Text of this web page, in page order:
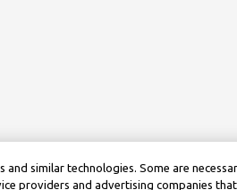
and similar technologies. Some are
providers and advertising companies